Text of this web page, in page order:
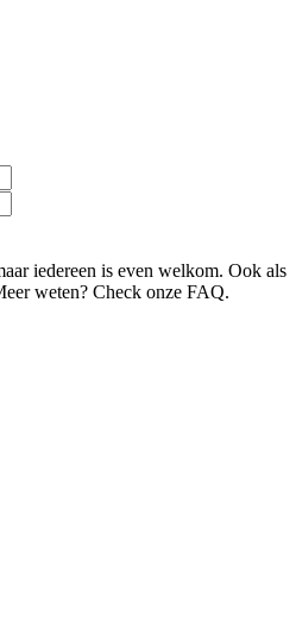
iedereen is even welkom. Ook als
weten? Check onze FAQ.